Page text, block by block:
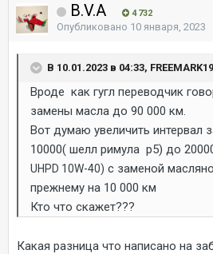
B.V.A 4 732
Опубликовано 10 января, 2023
В 10.01.2023 в 04:33,
Вроде как гугл переводчик
замены масла до 90 000 км.
Вот думаю увеличить интервал
10000( шелл римула р5) до
UHPD 10W-40) с заменой
прежнему на 10 000 км
Кто что скажет???
Какая разница что написано на